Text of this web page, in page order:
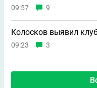
09:57 9
Колосков выявил
09:23 3